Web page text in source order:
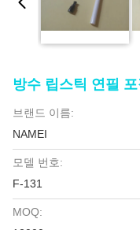
방수 립스틱 연필
브랜드 이름:
NAMEI
모델 번호:
F-131
MOQ: